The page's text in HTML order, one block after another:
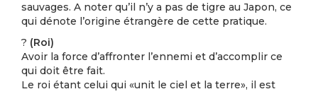
sauvages. A noter qu’il n’y a pas de tigre au Japon, ce
qui dénote l’origine étrangère de cette pratique.
? (Roi)
Avoir la force d’affronter l’ennemi et d’accomplir ce
qui doit être fait.
Le roi étant celui qui «unit le ciel et la terre», il est